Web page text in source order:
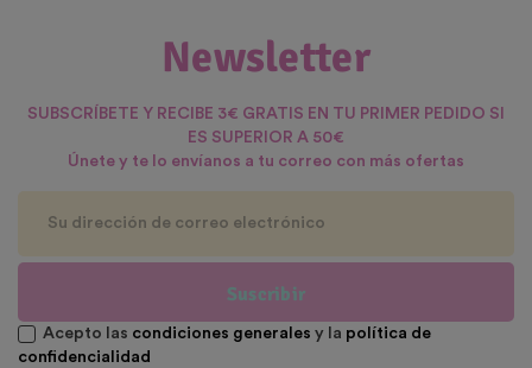
Newsletter
SUBSCRÍBETE Y RECIBE 3€ GRATIS EN TU PRIMER PEDIDO SI
ES SUPERIOR A 50€
Únete y te lo envíanos a tu correo con más ofertas
Suscribir
Acepto las condiciones generales y la política de
confidencialidad